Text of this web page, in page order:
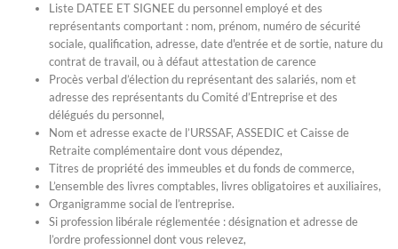
Liste DATEE ET SIGNEE du personnel employé et des
représentants comportant : nom, prénom, numéro de sécurité
sociale, qualification, adresse, date d'entrée et de sortie, nature du
contrat de travail, ou à défaut attestation de carence
Procès verbal d’élection du représentant des salariés, nom et
adresse des représentants du Comité d’Entreprise et des
délégués du personnel,
Nom et adresse exacte de l’URSSAF, ASSEDIC et Caisse de
Retraite complémentaire dont vous dépendez,
Titres de propriété des immeubles et du fonds de commerce,
L’ensemble des livres comptables, livres obligatoires et auxiliaires,
Organigramme social de l’entreprise.
Si profession libérale réglementée : désignation et adresse de
l’ordre professionnel dont vous relevez,